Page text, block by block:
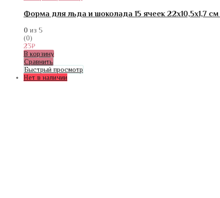
Форма для льда и шоколада 15 ячеек 22х10,5х1,7
0 из 5
(0)
23₽
В корзину
Сравнить
Быстрый просмотр
Нет в наличии